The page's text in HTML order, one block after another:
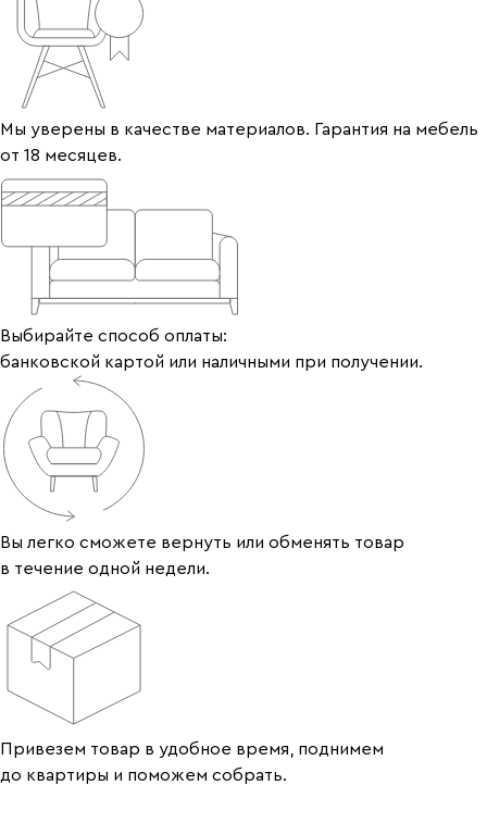
Мы уверены в качестве материалов. Гарантия на мебель
от 18 месяцев.
Выбирайте способ оплаты:
банковской картой или наличными при получении.
Вы легко сможете вернуть или обменять товар
в течение одной недели.
Привезем товар в удобное время, поднимем
до квартиры и поможем собрать.